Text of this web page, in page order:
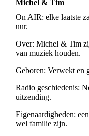
Michel & Tim
On AIR:elke laatste
uur.
Over:Michel & Tim
van muziek houden.
Geboren:Verwekt en
Radio geschiedenis:
uitzending.
Eigenaardigheden:
wel familie zijn.